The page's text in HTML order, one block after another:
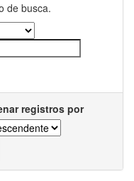
de busca.
registros por